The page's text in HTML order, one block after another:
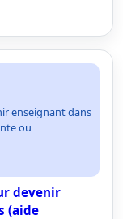
enseignant dans
ou
devenir
(aide